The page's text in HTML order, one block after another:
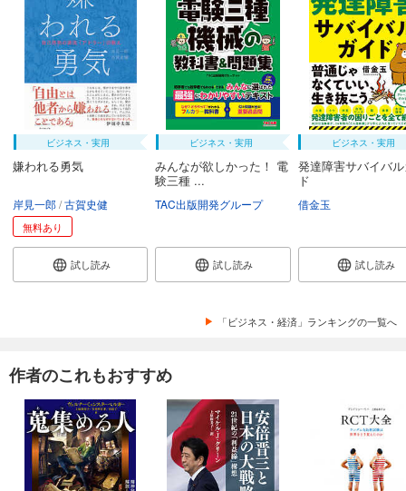
ビジネス・実用
嫌われる勇気
岸見一郎 古賀史健
無料あり
試し読み
ビジネス・実用
みんなが欲しかった！ 電
験三種 ...
TAC出版開発グループ
試し読み
ビジネス・実用
発達障害サバイバ
ド
借金玉
試し読み
「ビジネス・経済」ランキングの一覧へ
作者のこれもおすすめ